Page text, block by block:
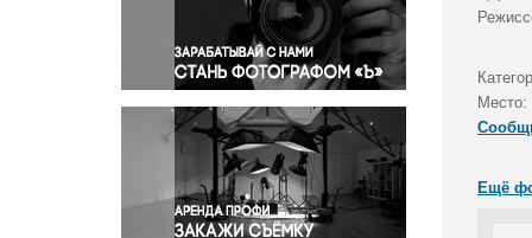
Правосудие
Происшествия и конфликты
Религия
Светская жизнь
Спорт
Экология
Экономика и бизнес
Место:
Ещё